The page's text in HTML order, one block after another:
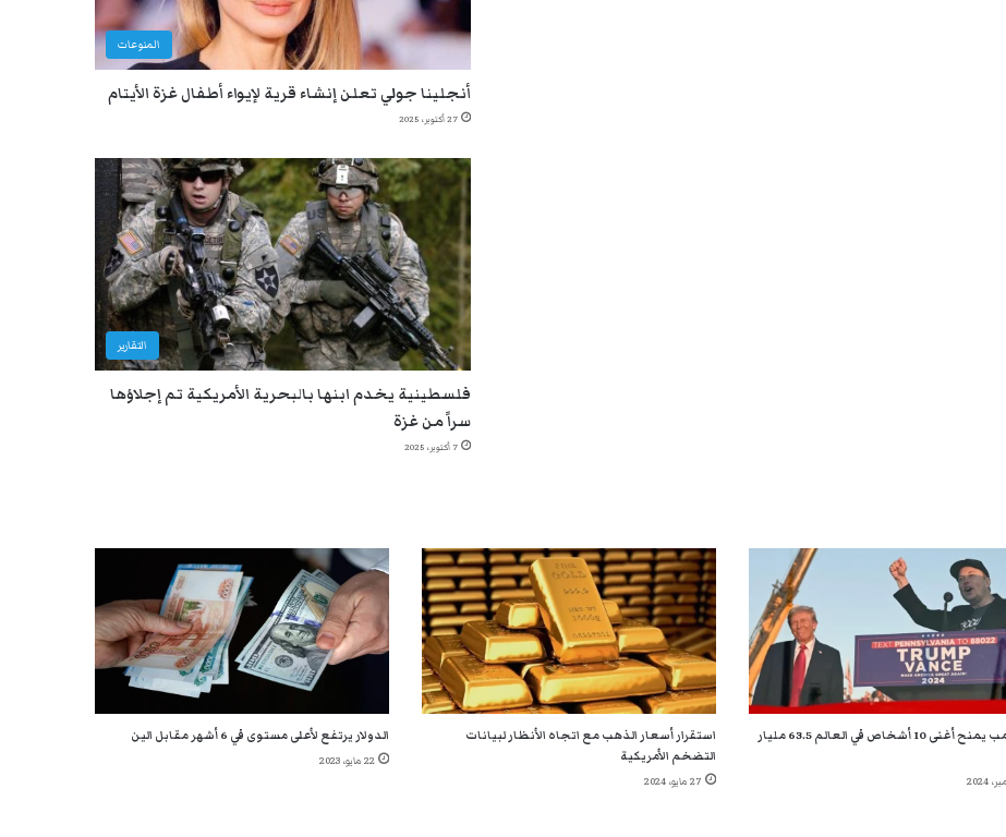
المنوعات
أنجلينا جولي تعلن إنشاء قرية لإيواء أطفال غزة الأيتام
27 أكتوبر، 2025
التقارير
فلسطينية يخدم ابنها بالبحرية الأمريكية تم إجلاؤها
سراً من غزة
7 أكتوبر، 2025
فوز ترامب يمنح أغنى 10 أشخاص في العالم 63.5 مليار
استقرار أسعار الذهب مع اتجاه الأنظار لبيانات
التضخم الأمريكية
27 مايو، 2024
الدولار يرتفع لأعلى مستوى في 6 أشهر مقابل الين
22 مايو، 2023